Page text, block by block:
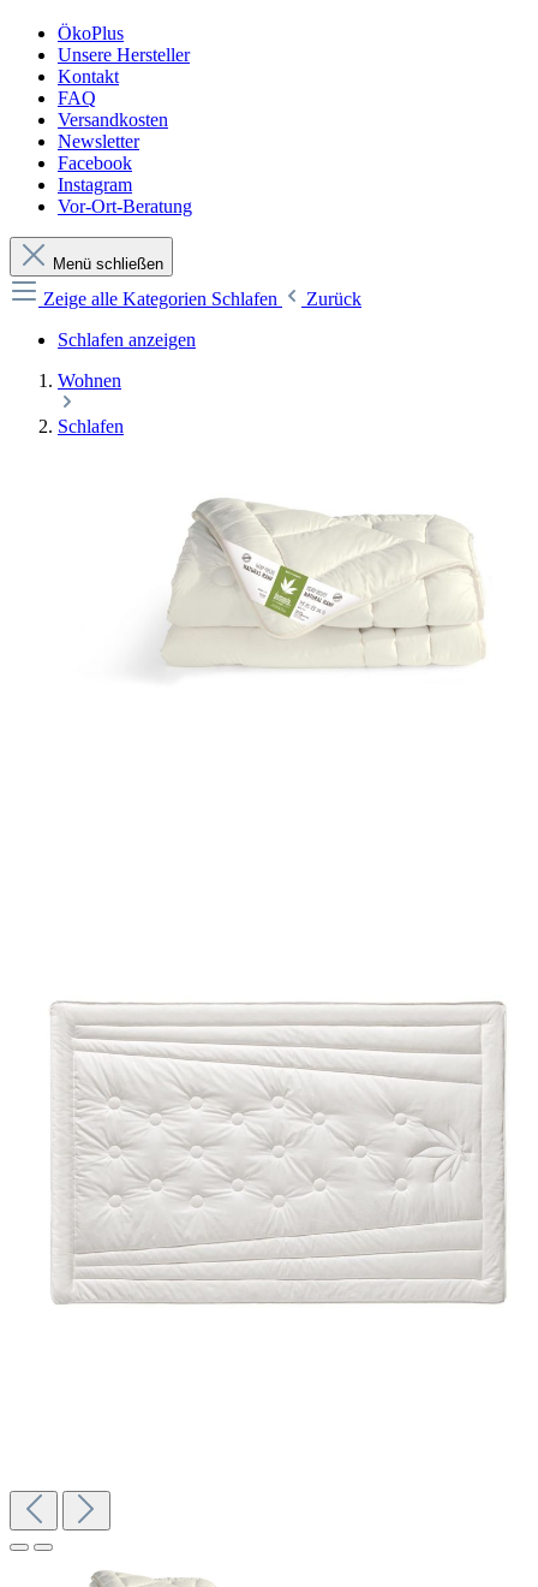
ÖkoPlus
Unsere Hersteller
Kontakt
FAQ
Versandkosten
Newsletter
Facebook
Instagram
Vor-Ort-Beratung
Menü schließen
Zeige alle Kategorien Schlafen
Zurück
Schlafen anzeigen
Wohnen
Schlafen